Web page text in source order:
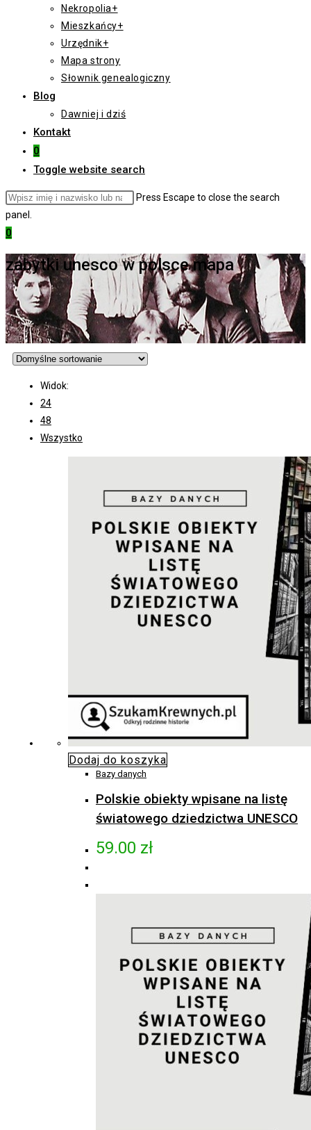
Nekropolia+
Mieszkańcy+
Urzędnik+
Mapa strony
Słownik genealogiczny
Blog
Dawniej i dziś
Kontakt
0
Toggle website search
Press Escape to close the search
panel.
0
zabytki unesco w polsce mapa
Widok:
24
48
Wszystko
Dodaj do koszyka
Bazy danych
Polskie obiekty wpisane na listę
światowego dziedzictwa UNESCO
59.00 zł